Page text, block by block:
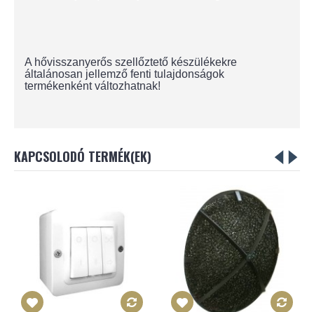
A hővisszanyerős szellőztető készülékekre
általánosan jellemző fenti tulajdonságok
termékenként változhatnak!
KAPCSOLODÓ TERMÉK(EK)